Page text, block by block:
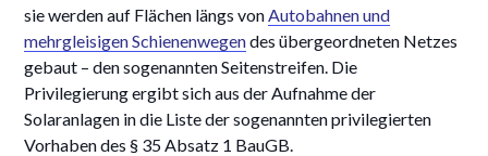
sie werden auf Flächen längs vonAutobahnen und
mehrgleisigen Schienenwegendes übergeordneten Netzes
gebaut – den sogenannten Seitenstreifen. Die
Privilegierung ergibt sich aus der Aufnahme der
Solaranlagen in die Liste der sogenannten privilegierten
Vorhaben des § 35 Absatz 1 BauGB.